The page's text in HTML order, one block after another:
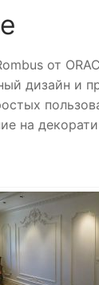
от
дизайн и
на